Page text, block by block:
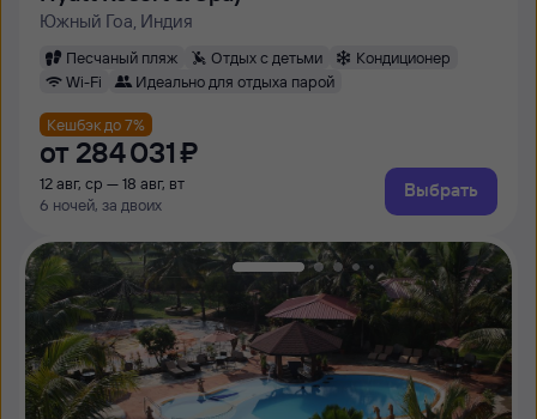
Южный Гоа, Индия
Песчаный пляж Отдых с детьми
Кондиционер
Wi-Fi
Идеально для отдыха парой
Кешбэк до 7%
от 284 ⁠031 ⁠₽
12 авг, ср — 18 авг, вт
6 ночей, за двоих
Выбрать